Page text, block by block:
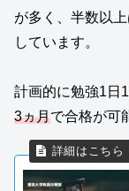
が多く、半数以
しています。
計画的に勉強1日
3ヵ月で合格が可